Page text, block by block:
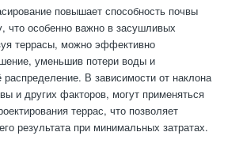
повышает способность почвы
что особенно важно в засушливых
террасы, можно эффективно
уменьшив потери воды и
распределение. В зависимости от наклона
и других факторов, могут применяться
террас, что позволяет
результата при минимальных затратах.